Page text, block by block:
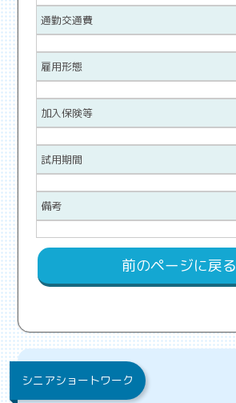
通勤交通費
雇用形態
加入保険等
試用期間
備考
前のページに戻る
シニアショートワーク